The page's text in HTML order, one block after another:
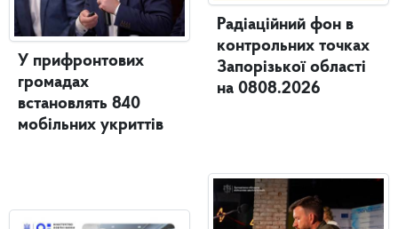
У прифронтових
громадах
встановлять 840
мобільних укриттів
Радіаційний фон в
контрольних точках
Запорізької області
на 0808.2026